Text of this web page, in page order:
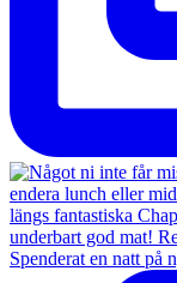
Spenderat en natt på